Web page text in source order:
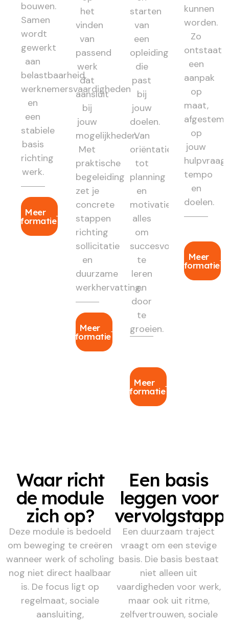
bouwen.
Samen
wordt
gewerkt
aan
belastbaarheid,
werknemersvaardigheden
en
een
stabiele
basis
richting
werk.
Meer
informatie
het
vinden
van
passend
werk
dat
aansluit
bij
jouw
mogelijkheden.
Met
praktische
begeleiding
zet je
concrete
stappen
richting
sollicitatie
en
duurzame
werkhervatting.
Meer
informatie
starten
van
een
opleiding
die
past
bij
jouw
doelen.
Van
oriëntatie
tot
planning
en
motivatie:
alles
om
succesvol
te
leren
en
door
te
groeien.
Meer
informatie
kunnen
worden.
Zo
ontstaat
een
aanpak
op
maat,
op
jouw
hulpvraag,
tempo
en
doelen.
Meer
informatie
Waar richt
de module
zich op?
Deze module is bedoeld
om beweging te creëren
wanneer werk of scholing
nog niet direct haalbaar
is. De focus ligt op
regelmaat, sociale
aansluiting,
Een basis
leggen voor
Een duurzaam traject
vraagt om een stevige
basis. Die basis bestaat
niet alleen uit
vaardigheden voor werk,
maar ook uit ritme,
zelfvertrouwen, sociale